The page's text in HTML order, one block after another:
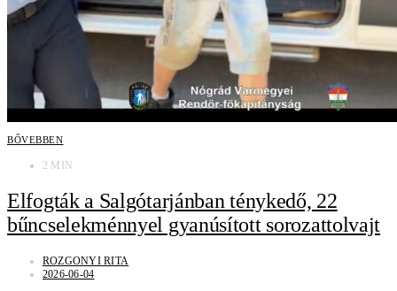
BŐVEBBEN
2 MIN
Elfogták a Salgótarjánban ténykedő, 22
bűncselekménnyel gyanúsított sorozattolvajt
ROZGONYI RITA
2026-06-04